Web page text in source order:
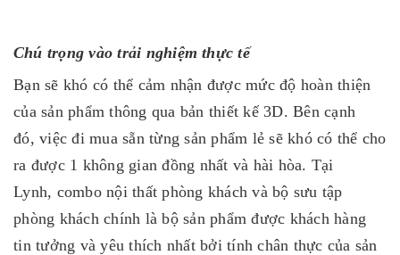
Chú trọng vào trải nghiệm thực tế
Bạn sẽ khó có thể cảm nhận được mức độ hoàn thiện
của sản phẩm thông qua bản thiết kế 3D. Bên cạnh
đó, việc đi mua sẵn từng sản phẩm lẻ sẽ khó có thể cho
ra được 1 không gian đồng nhất và hài hòa. Tại
Lynh, combo nội thất phòng khách và bộ sưu tập
phòng khách chính là bộ sản phẩm được khách hàng
tin tưởng và yêu thích nhất bởi tính chân thực của sản